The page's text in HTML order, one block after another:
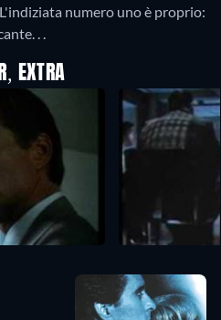
numero uno è proprio:
. .
EXTRA